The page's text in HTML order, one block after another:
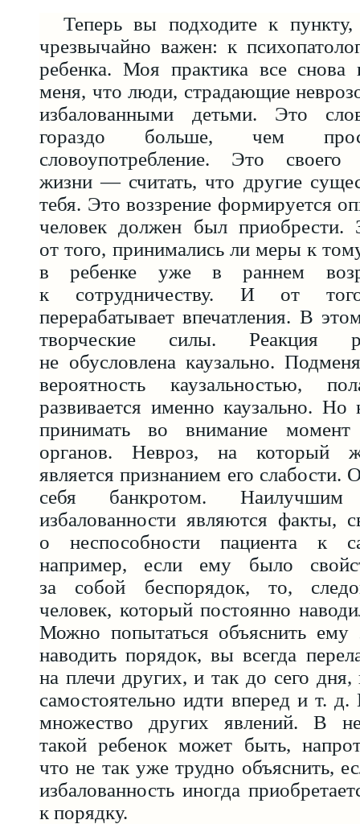
Теперь вы подходите к
чрезвычайно важен: к
ребенка. Моя практика все снова
меня, что люди, страдающие
избалованными детьми. Это
гораздо больше, чем
словоупотребление. Это
жизни — считать, что другие
тебя. Это воззрение формируется
человек должен был приобрести.
от того, принимались ли меры к
в ребенке уже в раннем
к сотрудничеству. И от
перерабатывает впечатления. В
творческие силы. Реакция
не обусловлена каузально.
вероятность каузальностью,
развивается именно каузально. Но
принимать во внимание момент
органов. Невроз, на который
является признанием его слабости.
себя банкротом. Наилучшим
избалованности являются факты,
о неспособности пациента к
например, если ему было
за собой беспорядок, то,
человек, который постоянно
Можно попытаться объяснить
наводить порядок, вы всегда
на плечи других, и так до сего дня,
самостоятельно идти вперед и т.
множество других явлений. В
такой ребенок может быть,
что не так уже трудно объяснить,
избалованность иногда
к порядку.